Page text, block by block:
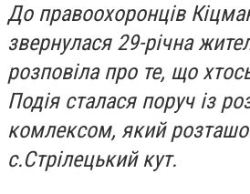
До правоохоронців
звернулася 29-річна
розповіла про те, що
Подія сталася поруч із
комлексом, який
с.Стрілецький кут.